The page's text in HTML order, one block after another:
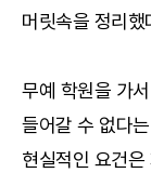
머릿속을 정리했
무예 학원을 가
들어갈 수 없다
현실적인 요건